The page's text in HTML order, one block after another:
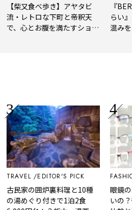
【柴又食べ歩き】アヤタビ
・レトロな下町と帝釈天
で、心とお腹を満たすショー
『
らい』
混みを
EDITOR'S PICK
民家の囲炉裏料理と10種
の湯めぐり付きで1泊2食
FASHION
眼鏡の
いの？